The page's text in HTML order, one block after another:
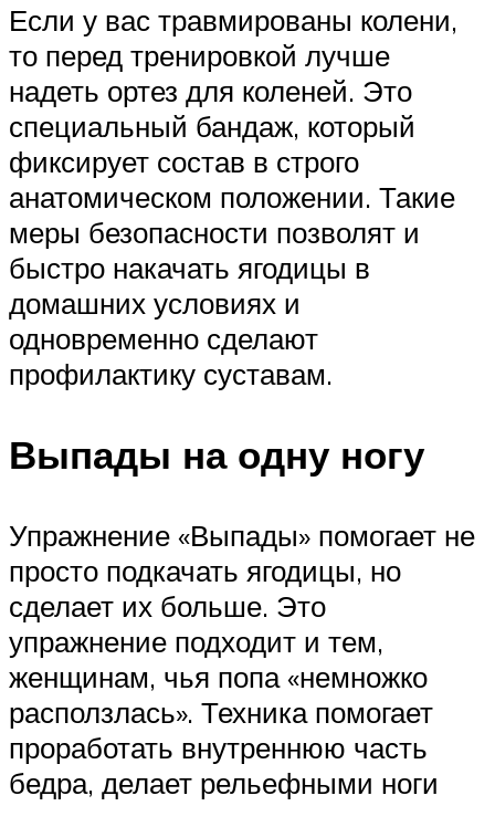
Если у вас травмированы колени,
то перед тренировкой лучше
надеть ортез для коленей. Это
специальный бандаж, который
фиксирует состав в строго
анатомическом положении. Такие
меры безопасности позволят и
быстро накачать ягодицы в
домашних условиях и
одновременно сделают
профилактику суставам.
Выпады на одну ногу
Упражнение «Выпады» помогает не
просто подкачать ягодицы, но
сделает их больше. Это
упражнение подходит и тем,
женщинам, чья попа «немножко
расползлась». Техника помогает
проработать внутреннюю часть
бедра, делает рельефными ноги